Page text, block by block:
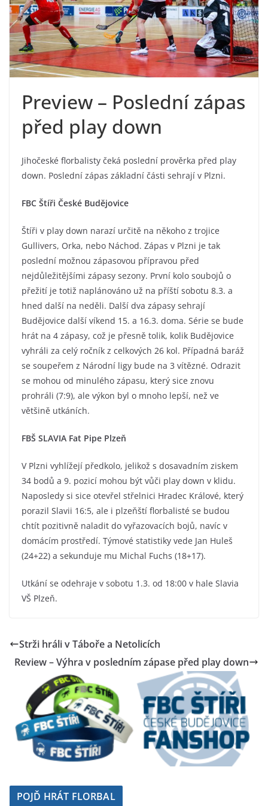
Preview – Poslední zápas
před play down
Jihočeské florbalisty čeká poslední prověrka před play
down. Poslední zápas základní části sehrají v Plzni.
FBC Štíři České Budějovice
Štíři v play down narazí určitě na někoho z trojice
Gullivers, Orka, nebo Náchod. Zápas v Plzni je tak
poslední možnou zápasovou přípravou před
nejdůležitějšími zápasy sezony. První kolo soubojů o
přežití je totiž naplánováno už na příští sobotu 8.3. a
hned další na neděli. Další dva zápasy sehrají
Budějovice další víkend 15. a 16.3. doma. Série se bude
hrát na 4 zápasy, což je přesně tolik, kolik Budějovice
vyhráli za celý ročník z celkových 26 kol. Případná baráž
se soupeřem z Národní ligy bude na 3 vítězné. Odrazit
se mohou od minulého zápasu, který sice znovu
prohráli (7:9), ale výkon byl o mnoho lepší, než ve
většině utkáních.
FBŠ SLAVIA Fat Pipe Plzeň
V Plzni vyhlížejí předkolo, jelikož s dosavadním ziskem
34 bodů a 9. pozicí mohou být vůči play down v klidu.
Naposledy si sice otevřel střelnici Hradec Králové, který
porazil Slavii 16:5, ale i plzeňští florbalisté se budou
chtít pozitivně naladit do vyřazovacích bojů, navíc v
domácím prostředí. Týmové statistiky vede Jan Huleš
(24+22) a sekunduje mu Michal Fuchs (18+17).
Utkání se odehraje v sobotu 1.3. od 18:00 v hale Slavia
VŠ Plzeň.
Strži hráli v Táboře a Netolicích
Review – Výhra v posledním zápase před play down
POJĎ HRÁT FLORBAL